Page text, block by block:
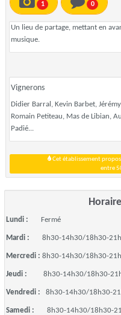
1 0
Un lieu de partage, mettant en
musique.
Vignerons
Didier Barral, Kevin Barbet,
Romain Petiteau, Mas de Libian,
Padié...
Cet établissement
entre
Lundi : Fermé
Mardi : 8h30-14h30/18h30-
Mercredi : 8h30-14h30/18h30-
Jeudi : 8h30-14h30/18h30-
Vendredi : 8h30-14h30/18h30-
Samedi : 8h30-14h30/18h30-